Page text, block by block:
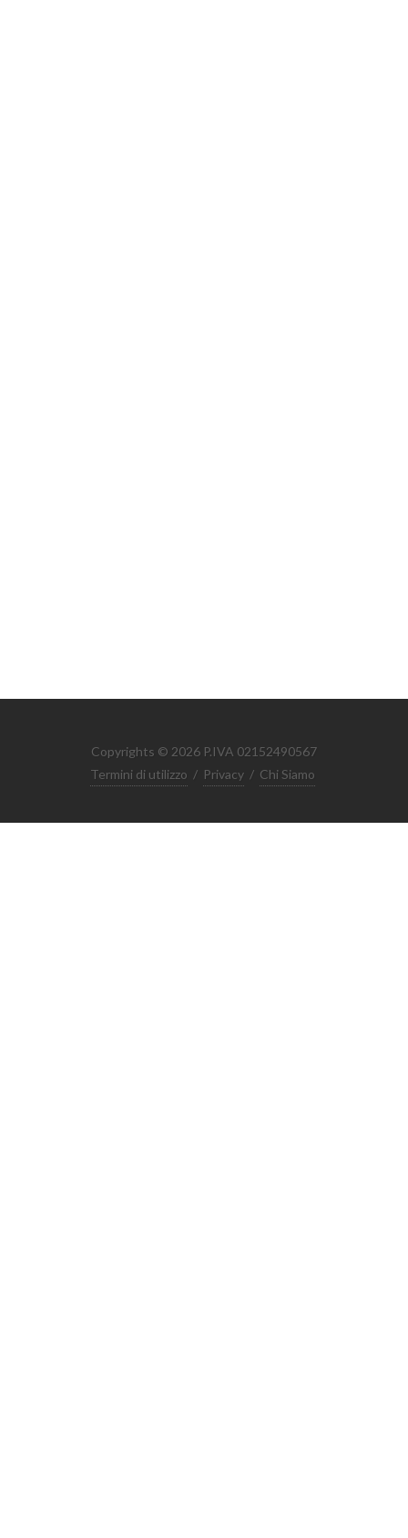
Copyrights © 2026 P.IVA 02152490567
Termini di utilizzo / Privacy / Chi Siamo